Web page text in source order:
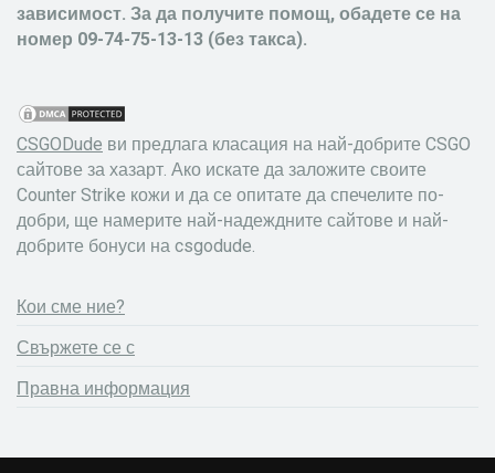
зависимост. За да получите помощ, обадете се на
номер 09-74-75-13-13 (без такса).
CSGODude ви предлага класация на най-добрите CSGO
сайтове за хазарт. Ако искате да заложите своите
Counter Strike кожи и да се опитате да спечелите по-
добри, ще намерите най-надеждните сайтове и най-
добрите бонуси на csgodude.
Кои сме ние?
Свържете се с
Правна информация